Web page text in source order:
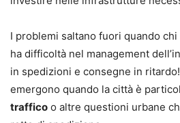
I problemi saltano fuori quando
ha difficoltà nel management
in spedizioni e consegne in
emergono quando la città è
traffico o altre questioni urbane